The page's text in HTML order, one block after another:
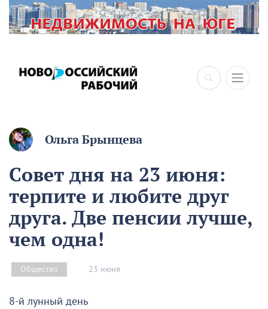
×
Ольга Брынцева
Совет дня на 23 июня:
терпите и любите друг
друга. Две пенсии лучше,
чем одна!
Общество 23 июня
8-й лунный день